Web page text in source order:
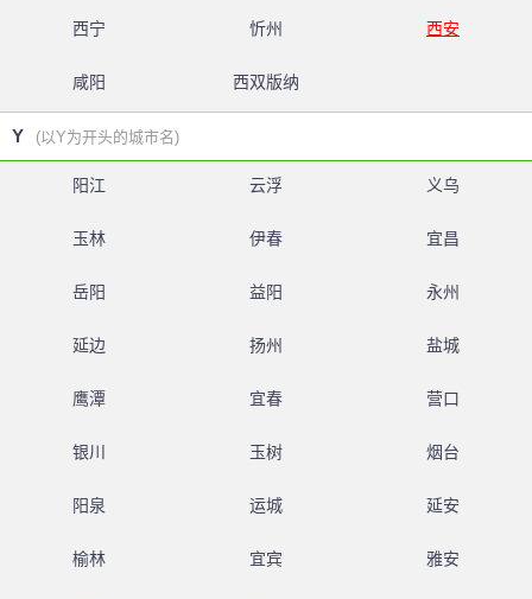
西宁 忻州 西安
咸阳 西双版纳
Y (以Y为开头的城市名)
阳江 云浮 义乌
玉林 伊春 宜昌
岳阳 益阳 永州
延边 扬州 盐城
鹰潭 宜春 营口
银川 玉树 烟台
阳泉 运城 延安
榆林 宜宾 雅安